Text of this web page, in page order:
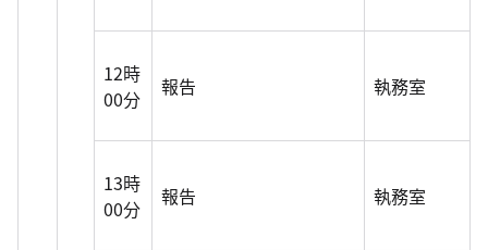
12時
00分
報告 執務室
13時
00分
報告 執務室